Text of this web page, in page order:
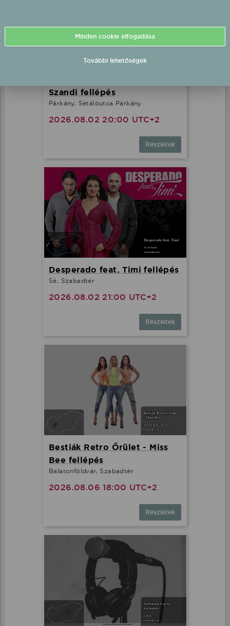
Szandi fellépés
Párkány, Sétálóutca Párkány
2026.08.02 20:00 UTC+2
Részletek
Desperado feat. Timi fellépés
Sé, Szabadtér
2026.08.02 21:00 UTC+2
Részletek
Bestiák Retro Őrület - Miss
Bee fellépés
Balatonföldvár, Szabadtér
2026.08.06 18:00 UTC+2
Részletek
Minden cookie elfogadása
További lehetőségek